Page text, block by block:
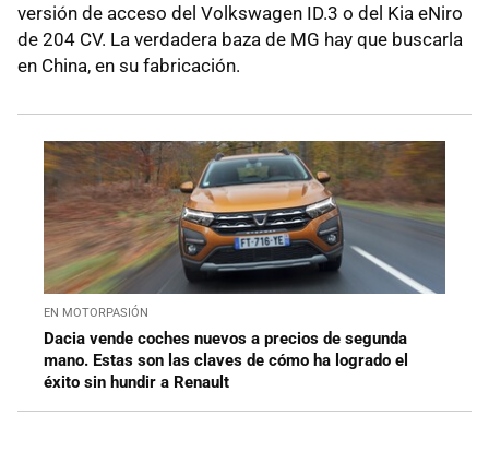
versión de acceso del Volkswagen ID.3 o del Kia eNiro
de 204 CV. La verdadera baza de MG hay que buscarla
en China, en su fabricación.
EN MOTORPASIÓN
Dacia vende coches nuevos a precios de segunda
mano. Estas son las claves de cómo ha logrado el
éxito sin hundir a Renault